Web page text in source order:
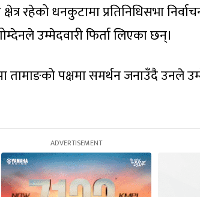
रहेको धनकुटामा प्रतिनिधिसभा
उम्मेदवारी फिर्ता लिएका छन्।
तामाङको पक्षमा समर्थन जनाउँदै उनले